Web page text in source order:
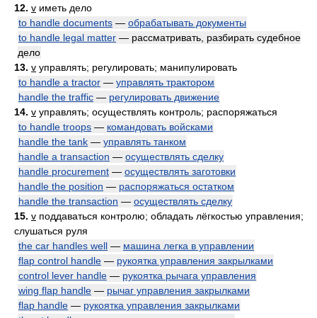
12. v иметь дело
to handle documents — обрабатывать документы
to handle legal matter — рассматривать, разбирать судебное
дело
13. v управлять; регулировать; манипулировать
to handle a tractor — управлять трактором
handle the traffic — регулировать движение
14. v управлять; осуществлять контроль; распоряжаться
to handle troops — командовать войсками
handle the tank — управлять танком
handle a transaction — осуществлять сделку
handle procurement — осуществлять заготовки
handle the position — распоряжаться остатком
handle the transaction — осуществлять сделку
15. v поддаваться контролю; обладать лёгкостью управления;
слушаться руля
the car handles well — машина легка в управлении
flap control handle — рукоятка управления закрылками
control lever handle — рукоятка рычага управления
wing flap handle — рычаг управления закрылками
flap handle — рукоятка управления закрылками